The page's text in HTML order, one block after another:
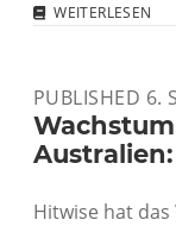
WEITERLESEN
AUF
DER
PUBLISHED 6.
Hitwise hat